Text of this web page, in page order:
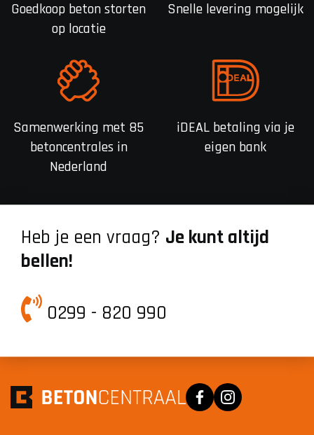
Goedkoop beton storten
op locatie
Snelle levering mogelijk
Samenwerking met 85
betoncentrales in
Nederland
iDEAL betaling via je
eigen bank
Heb je een vraag? Je kunt altijd
bellen!
0299 - 820 990
FacebookInstagram